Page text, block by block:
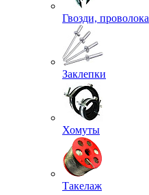
Гвозди, проволока
Заклепки
Хомуты
Такелаж